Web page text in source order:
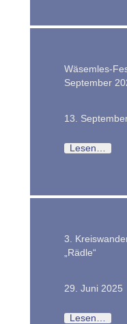
Wäsemles-
September
13.
Lesen…
3.
„Rädle“
29. Juni 2025
Lesen…